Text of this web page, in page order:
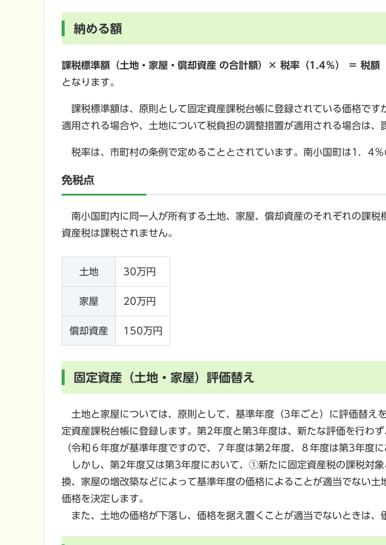
納める額
課税標準額（土地・家屋・償却資産 の合計額）× 税率（1.4％） ＝ 税額
となります。
課税標準額は、原則として固定資産課税台帳に登録されている価格です
適用される場合や、土地について税負担の調整措置が適用される場合は、
税率は、市町村の条例で定めることとされています。南小国町は1．4％
免税点
南小国町内に同一人が所有する土地、家屋、償却資産のそれぞれの課税
資産税は課税されません。
土地 30万円
家屋 20万円
償却資産 150万円
固定資産（土地・家屋）評価替え
土地と家屋については、原則として、基準年度（3年ごと）に評価替え
定資産課税台帳に登録します。第2年度と第3年度は、新たな評価を行わ
（令和６年度が基準年度ですので、７年度は第2年度、８年度は第3年度に
しかし、第2年度又は第3年度において、①新たに固定資産税の課税対
換、家屋の増改築などによって基準年度の価格によることが適当でない土
価格を決定します。
また、土地の価格が下落し、価格を据え置くことが適当でないときは、